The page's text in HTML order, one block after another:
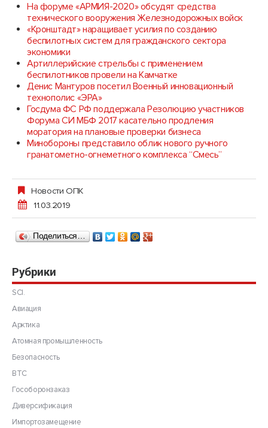
На форуме «АРМИЯ-2020» обсудят средства
технического вооружения Железнодорожных войск
«Кронштадт» наращивает усилия по созданию
беспилотных систем для гражданского сектора
экономики
Артиллерийские стрельбы с применением
беспилотников провели на Камчатке
Денис Мантуров посетил Военный инновационный
технополис «ЭРА»
Госдума ФС РФ поддержала Резолюцию участников
Форума СИ МБФ 2017 касательно продления
моратория на плановые проверки бизнеса
Минобороны представило облик нового ручного
гранатометно-огнеметного комплекса “Смесь”
Новости ОПК
11.03.2019
Поделиться…
Рубрики
SCI.
Авиация
Арктика
Атомная промышленность
Безопасность
ВТС
Гособоронзаказ
Диверсификация
Импортозамещение